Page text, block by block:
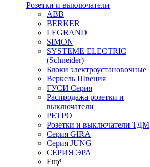
Розетки и выключатели
ABB
BERKER
LEGRAND
SIMON
SYSTEME ELECTRIC
(Schneider)
Блоки электроустановочные
Веркель Швеция
ГУСИ Серия
Распродажа розетки и
выключатели
РЕТРО
Розетки и выключатели ТДМ
Серия GIRA
Серия JUNG
СЕРИЯ ЭРА
Ещё